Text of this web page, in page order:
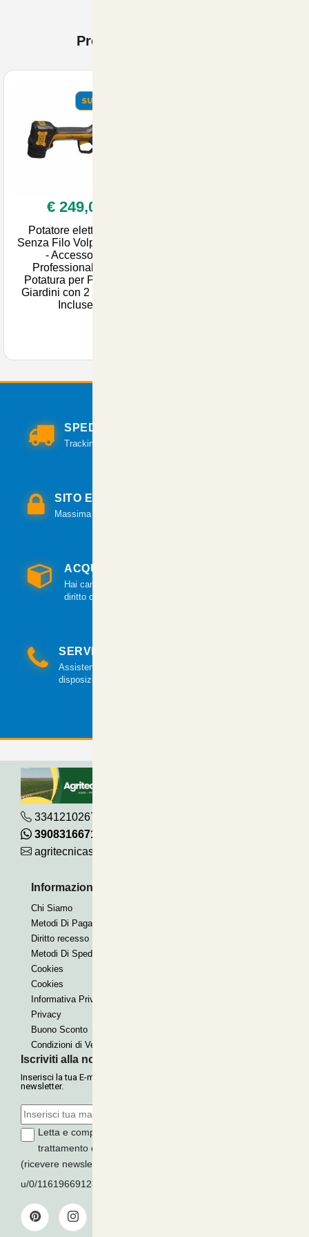
Prodotti Visti di recente
SUMMER
€ 249,00
Potatore elettronico
Senza Filo Volpi PV295
- Accessorio
Professionale per
Potatura per Parchi e
Giardini con 2 Batterie
Incluse
SPEDIZIONI VELOCI
Tracking per il monitoraggio della spedizione.
SITO E PAGAMENTI SICURI
Massima sicurezza per tutte le modalità di pagamento.
ACQUISTO GARANTITO
Hai cambiato idea? Hai 14 giorni per esercitare il
diritto di recesso.
SERVIZIO CLIENTI
Assistenza clienti via mail e telefonica a tua
disposizione.
3341210267
390831667115
agritecnicasrl@gmail.com
Informazioni Utili
Chi Siamo
Metodi Di Pagamento
Diritto recesso
Metodi Di Spedizione
Cookies
Cookies
Informativa Privacy
Privacy
Buono Sconto
Condizioni di Vendita
Iscriviti alla nostra Newsletter
Inserisci la tua E-mail per ricevere le nostre offerte tramite
newsletter.
Letta e compresa l'informativa sulla
trattamento dei miei dati per finalità di marketing
(ricevere newsletter, novità, promozioni) da parte di
u/0/116196691289279339016